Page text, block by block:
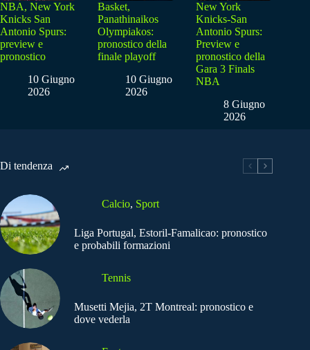
NBA, New York
Knicks San
Antonio Spurs:
preview e
pronostico
10 Giugno
2026
Basket,
Panathinaikos
Olympiakos:
pronostico della
finale playoff
10 Giugno
2026
New York
Knicks-San
Antonio Spurs:
Preview e
pronostico della
Gara 3 Finals
NBA
8 Giugno
2026
Di tendenza
Calcio, Sport
Liga Portugal, Estoril-Famalicao: pronostico
e probabili formazioni
Tennis
Musetti Mejia, 2T Montreal: pronostico e
dove vederla